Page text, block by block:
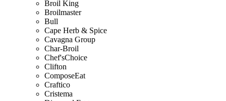
Broil King
Broilmaster
Bull
Cape Herb & Spice
Cavagna Group
Char-Broil
Chef'sChoice
Clifton
ComposeEat
Craftico
Cristema